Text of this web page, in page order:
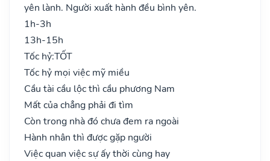
yên lành. Người xuất hành đều bình yên.
1h-3h
13h-15h
Tốc hỷ:TỐT
Tốc hỷ mọi việc mỹ miều
Cầu tài cầu lộc thì cầu phương Nam
Mất của chẳng phải đi tìm
Còn trong nhà đó chưa đem ra ngoài
Hành nhân thì được gặp người
Việc quan việc sự ấy thời cùng hay